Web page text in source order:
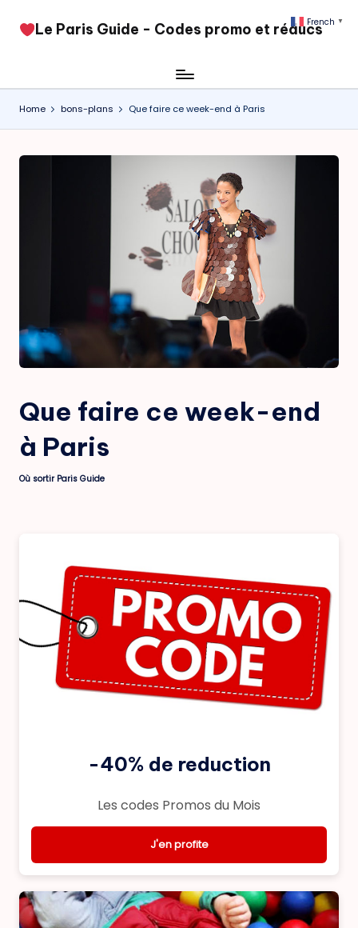
Skip
​Le Paris Guide - Codes promo et réducs
Home bons-plans Que faire ce week-end à Paris
Que faire ce week-end
à Paris
Posted
Où sortir Paris Guide
-40% de reduction
Les codes Promos du Mois
J'en profite
French ▼